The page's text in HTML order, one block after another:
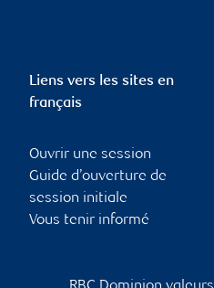
Liens vers les sites en
français
Ouvrir une session
Guide d’ouverture de
session initiale
Vous tenir informé